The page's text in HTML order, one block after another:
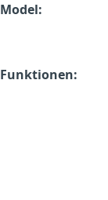
Model:
Funktionen: